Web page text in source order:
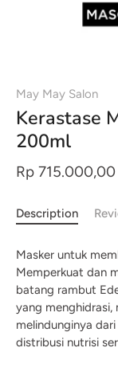
May May Salon
Kerastase
200ml
Rp 715.000,00
Description
Masker untuk
Memperkuat dan
batang rambut
yang
melindunginya
distribusi nutrisi